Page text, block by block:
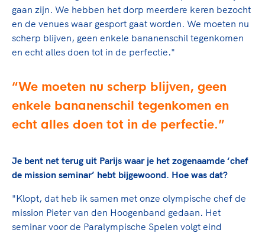
Lees verder
langs de lijn, in de kleedkamer, kantine en online?
En wat mag vooral niet? Een gedragscode geeft
hier richting aan en is dus een belangrijk
onderdeel van het clubbeleid rondom gewenst en
Lees verder
gaan zijn. We hebben het dorp meerdere keren bezocht
en de venues waar gesport gaat worden. We moeten nu
scherp blijven, geen enkele bananenschil tegenkomen
en echt alles doen tot in de perfectie."
We moeten nu scherp blijven, geen
enkele bananenschil tegenkomen en
echt alles doen tot in de perfectie.
Je bent net terug uit Parijs waar je het zogenaamde ‘chef
de mission seminar’ hebt bijgewoond. Hoe was dat?
"Klopt, dat heb ik samen met onze olympische chef de
mission Pieter van den Hoogenband gedaan. Het
seminar voor de Paralympische Spelen volgt eind